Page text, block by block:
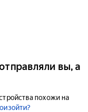
вы, а
похожи на